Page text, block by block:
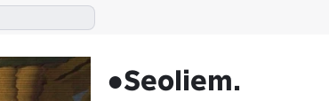
●Seoliem.